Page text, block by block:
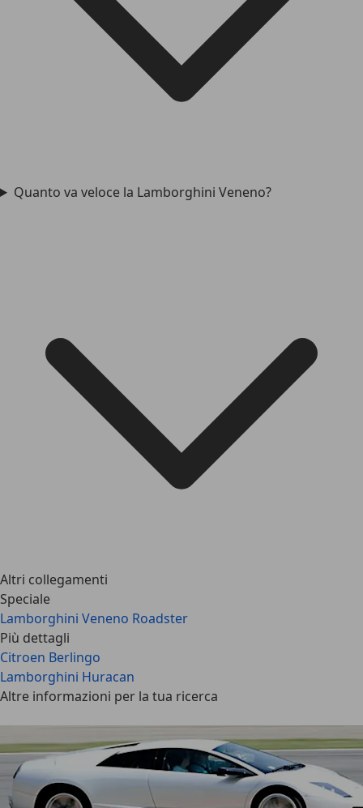
Quanto va veloce la Lamborghini Veneno?
Altri collegamenti
Speciale
Lamborghini Veneno Roadster
Più dettagli
Citroen Berlingo
Lamborghini Huracan
Altre informazioni per la tua ricerca